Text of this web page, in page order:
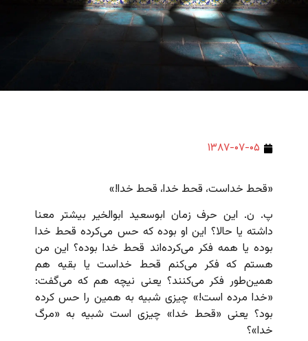
۱۳۸۷-۰۷-۰۵
«قحط خداست، قحط خدا، قحط خدا!»
پ. ن. این حرف زمان ابوسعید ابوالخیر بیشتر معنا
داشته یا حالا؟ این او بوده که حس می‌کرده قحط خدا
بوده یا همه فکر می‌کرده‌اند قحط خدا بوده؟ این من
هستم که فکر می‌کنم قحط خداست یا بقیه هم
همین‌طور فکر می‌کنند؟ یعنی نیچه هم که می‌گفت:
«خدا مرده است!» چیزی شبیه به همین را حس کرده
بود؟ یعنی «قحط خدا» چیزی است شبیه به «مرگ
خدا»؟